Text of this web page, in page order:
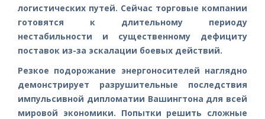
логистических путей. Сейчас торговые компании
готовятся к длительному периоду
нестабильности и существенному дефициту
поставок из-за эскалации боевых действий.
Резкое подорожание энергоносителей наглядно
демонстрирует разрушительные последствия
импульсивной дипломатии Вашингтона для всей
мировой экономики. Попытки решить сложные